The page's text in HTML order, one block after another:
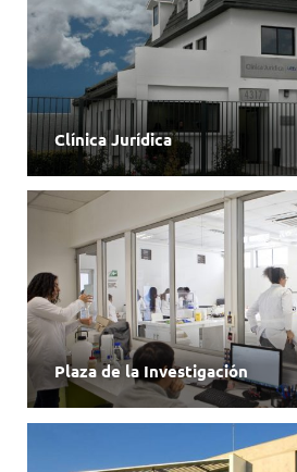
Clínica Jurídica
Plaza de la Investigación